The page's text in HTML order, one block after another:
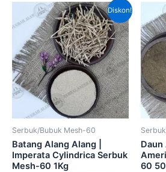
Diskon!
Serbuk/Bubuk Mesh-60
Batang Alang Alang |
Imperata Cylindrica Serbuk
Mesh-60 1Kg
Harga
aslinya
adalah:
Rp120,000.00.
Harga
saat
ini
adalah:
60